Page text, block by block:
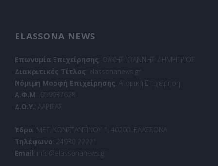
ELASSONA NEWS
Επωνυμία Επιχείρησης: ΦΑΚΗΣ ΙΩΑΝΝΗΣ ΔΗΜΗΤΡΙΟΣ
Διακριτικός Τίτλος: elassonanews.gr
Νόμιμη Μορφή Επιχείρησης: Ατομική Επιχείρηση
Α.Φ.Μ .: 059937628
Δ.Ο.Υ.: ΛΑΡΙΣΑΣ
Έδρα: ΜΕΓ. ΚΩΝΣΤΑΝΤΙΝΟΥ 1, 40200, ΕΛΑΣΣΟΝΑ
Τηλέφωνο: 24930 22221
Email: info@elassonanews.gr